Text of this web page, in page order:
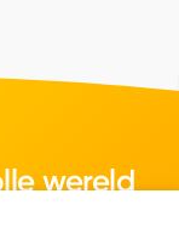
wereld